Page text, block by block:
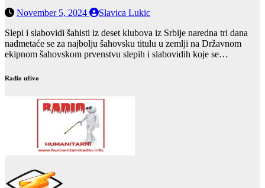
November 5, 2024
Slavica Lukic
Slepi i slabovidi šahisti iz deset klubova iz Srbije naredna tri dana
nadmetaće se za najbolju šahovsku titulu u zemlji na Državnom
ekipnom šahovskom prvenstvu slepih i slabovidih koje se…
Radio uživo